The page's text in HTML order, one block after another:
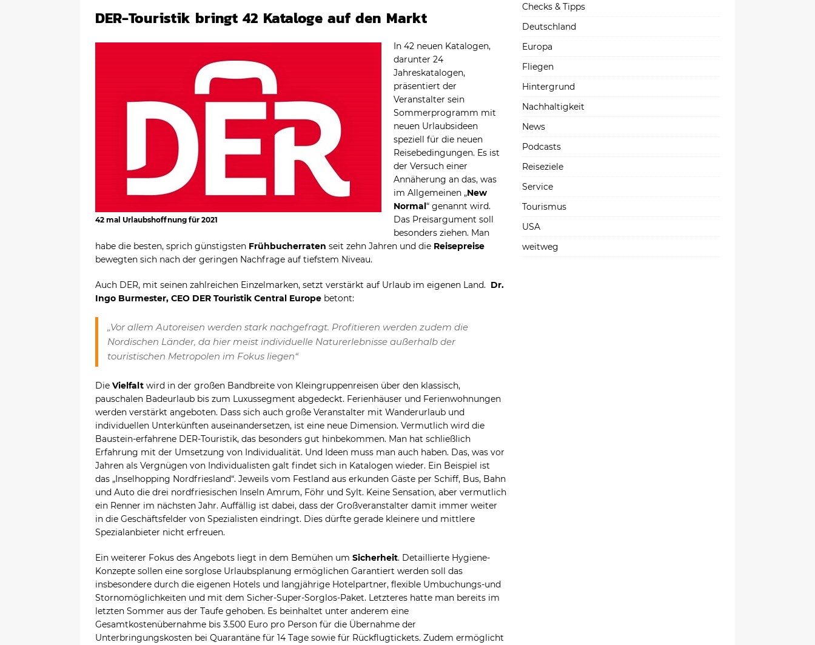
DER-Touristik bringt 42 Kataloge auf den Markt
42 mal Urlaubshoffnung für 2021
In 42 neuen Katalogen,
darunter 24
Jahreskatalogen,
präsentiert der
Veranstalter sein
Sommerprogramm mit
neuen Urlaubsideen
speziell für die neuen
Reisebedingungen. Es ist
der Versuch einer
Annäherung an das, was
im Allgemeinen „New
Normal“ genannt wird.
Das Preisargument soll
besonders ziehen. Man
habe die besten, sprich günstigsten Frühbucherraten seit zehn Jahren und die Reisepreise
bewegten sich nach der geringen Nachfrage auf tiefstem Niveau.
Auch DER, mit seinen zahlreichen Einzelmarken, setzt verstärkt auf Urlaub im eigenen Land. Dr.
Ingo Burmester, CEO DER Touristik Central Europe betont:
„Vor allem Autoreisen werden stark nachgefragt. Profitieren werden zudem die
Nordischen Länder, da hier meist individuelle Naturerlebnisse außerhalb der
touristischen Metropolen im Fokus liegen“
Die Vielfalt wird in der großen Bandbreite von Kleingruppenreisen über den klassisch,
pauschalen Badeurlaub bis zum Luxussegment abgedeckt. Ferienhäuser und Ferienwohnungen
werden verstärkt angeboten. Dass sich auch große Veranstalter mit Wanderurlaub und
individuellen Unterkünften auseinandersetzen, ist eine neue Dimension. Vermutlich wird die
Baustein-erfahrene DER-Touristik, das besonders gut hinbekommen. Man hat schließlich
Erfahrung mit der Umsetzung von Individualität. Und Ideen muss man auch haben. Das, was vor
Jahren als Vergnügen von Individualisten galt findet sich in Katalogen wieder. Ein Beispiel ist
das „Inselhopping Nordfriesland“. Jeweils vom Festland aus erkunden Gäste per Schiff, Bus, Bahn
und Auto die drei nordfriesischen Inseln Amrum, Föhr und Sylt. Keine Sensation, aber vermutlich
ein Renner im nächsten Jahr. Auffällig ist dabei, dass der Großveranstalter damit immer weiter
in die Geschäftsfelder von Spezialisten eindringt. Dies dürfte gerade kleinere und mittlere
Spezialanbieter nicht erfreuen.
Ein weiterer Fokus des Angebots liegt in dem Bemühen um Sicherheit. Detaillierte Hygiene-
Konzepte sollen eine sorglose Urlaubsplanung ermöglichen Garantiert werden soll das
insbesondere durch die eigenen Hotels und langjährige Hotelpartner, flexible Umbuchungs-und
Stornomöglichkeiten und mit dem Sicher-Super-Sorglos-Paket. Letzteres hatte man bereits im
letzten Sommer aus der Taufe gehoben. Es beinhaltet unter anderem eine
Gesamtkostenübernahme bis 3.500 Euro pro Person für die Übernahme der
Unterbringungskosten bei Quarantäne für 14 Tage sowie für Rückflugtickets. Zudem ermöglicht
Checks & Tipps
Deutschland
Europa
Fliegen
Hintergrund
Nachhaltigkeit
News
Podcasts
Reiseziele
Service
Tourismus
USA
weitweg